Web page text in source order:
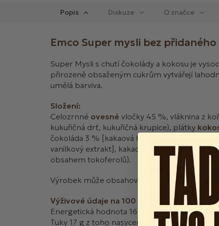
Popis Diskuze
Emco Super mysli bez
Super Mysli s chutí čokolády a kokosu je
přirozeně obsaženým cukrům vytvářejí
umělá barviva.
Složení:
Celozrnné ovesné vločky 45 %, vláknina z
kukuřičná drť, kukuřičná krupice), plátky
čokoláda 3 % [kakaová hmota, vláknina z
vanilkový extrakt], kakaový prášek 2,7 %,
obsahem tokoferolů).
Výrobek může obsahovat arašídy, sóju,
Výživové údaje na 100 g:
Energetická hodnota 1635 kJ/391 kcal,
Tuky 17 g z toho nasycené mastné kyseliny 5,7